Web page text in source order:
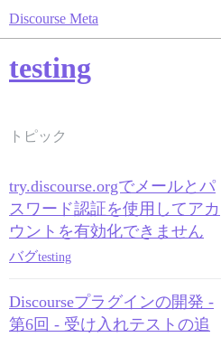
Discourse Meta
testing
トピック
try.discourse.orgでメールとパ
スワード認証を使用してアカ
ウントを有効化できません
バグtesting
Discourseプラグインの開発 -
第6回 - 受け入れテストの追